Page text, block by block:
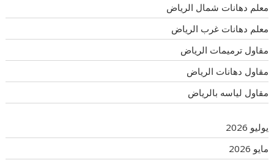
معلم دهانات شمال الرياض
معلم دهانات غرب الرياض
مقاول ترميمات الرياض
مقاول دهانات الرياض
مقاول لياسه بالرياض
يوليو 2026
مايو 2026